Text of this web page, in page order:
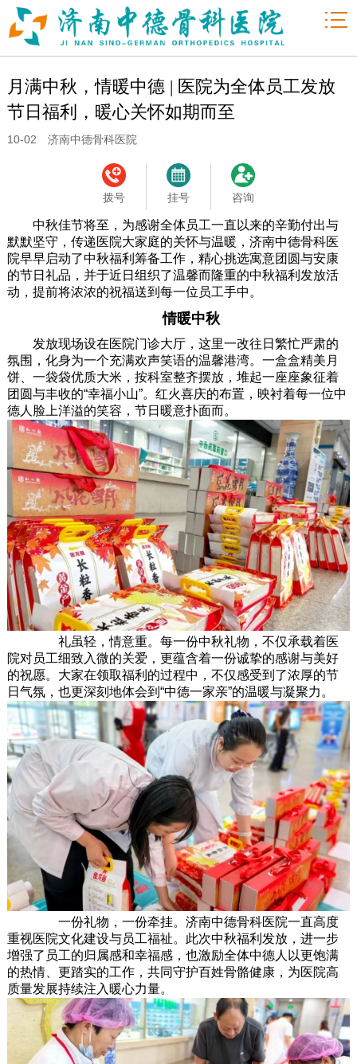

月满中秋，情暖中德 | 医院为全体员工发放
节日福利，暖心关怀如期而至
10-02 济南中德骨科医院
拨号 挂号 咨询
中秋佳节将至，为感谢全体员工一直以来的辛勤付出与
默默坚守，传递医院大家庭的关怀与温暖，济南中德骨科医
院早早启动了中秋福利筹备工作，精心挑选寓意团圆与安康
的节日礼品，并于近日组织了温馨而隆重的中秋福利发放活
动，提前将浓浓的祝福送到每一位员工手中。
情暖中秋
发放现场设在医院门诊大厅，这里一改往日繁忙严肃的
氛围，化身为一个充满欢声笑语的温馨港湾。一盒盒精美月
饼、一袋袋优质大米，按科室整齐摆放，堆起一座座象征着
团圆与丰收的“幸福小山”。红火喜庆的布置，映衬着每一位中
德人脸上洋溢的笑容，节日暖意扑面而。
礼虽轻，情意重。每一份中秋礼物，不仅承载着医
院对员工细致入微的关爱，更蕴含着一份诚挚的感谢与美好
的祝愿。大家在领取福利的过程中，不仅感受到了浓厚的节
日气氛，也更深刻地体会到“中德一家亲”的温暖与凝聚力。
一份礼物，一份牵挂。济南中德骨科医院一直高度
重视医院文化建设与员工福祉。此次中秋福利发放，进一步
增强了员工的归属感和幸福感，也激励全体中德人以更饱满
的热情、更踏实的工作，共同守护百姓骨骼健康，为医院高
质量发展持续注入暖心力量。